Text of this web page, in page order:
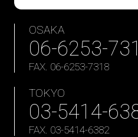
OSAKA
06-6253-
FAX. 06-6253-7318
TOKYO
03-5414-
FAX. 03-5414-6382